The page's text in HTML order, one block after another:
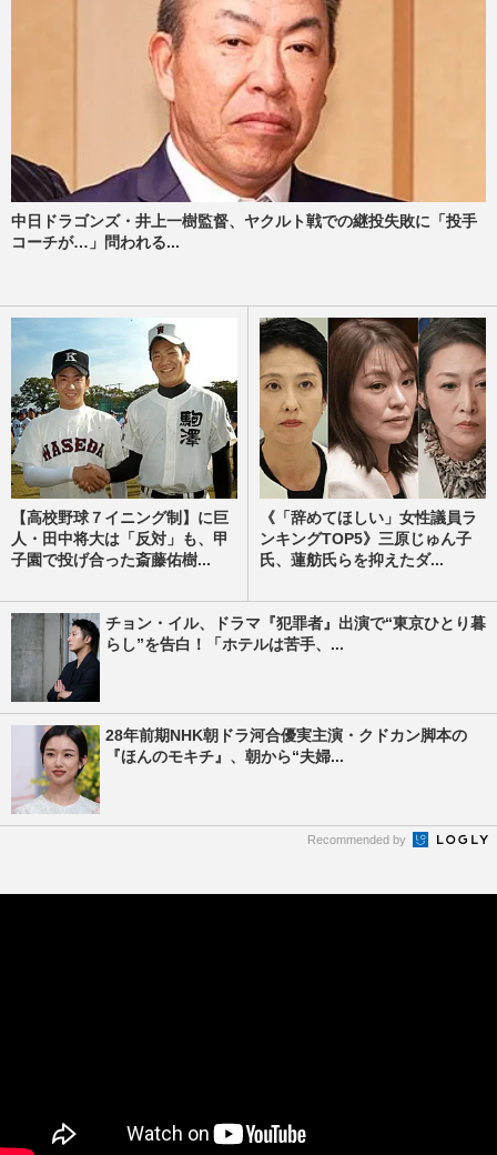
中日ドラゴンズ・井上一樹監督、ヤクルト戦での継投失敗に「投手
コーチが…」問われる...
【高校野球７イニング制】に巨
人・田中将大は「反対」も、甲
子園で投げ合った斎藤佑樹...
《「辞めてほしい」女性議員ラ
ンキングTOP5》三原じゅん子
氏、蓮舫氏らを抑えたダ...
チョン・イル、ドラマ『犯罪者』出演で“東京ひとり暮
らし”を告白！「ホテルは苦手、...
28年前期NHK朝ドラ河合優実主演・クドカン脚本の
『ほんのモキチ』、朝から“夫婦...
Recommended by